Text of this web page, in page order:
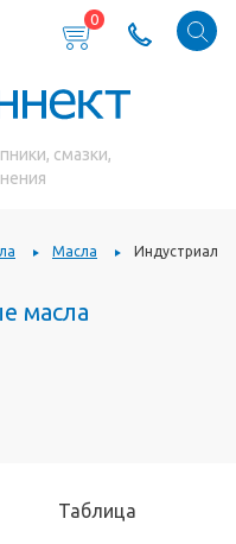
0
смазки,
Масла
масла
Таблица